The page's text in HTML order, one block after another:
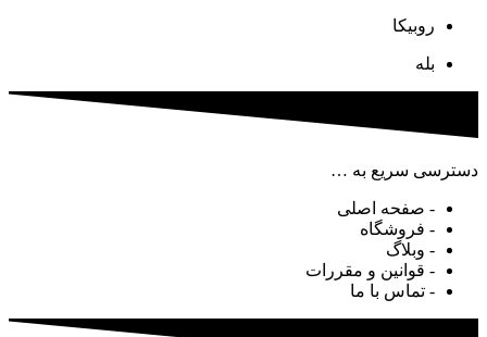
روبیکا
بله
دسترسی سریع به …
- صفحه اصلی
- فروشگاه
- وبلاگ
- قوانین و مقررات
- تماس با ما